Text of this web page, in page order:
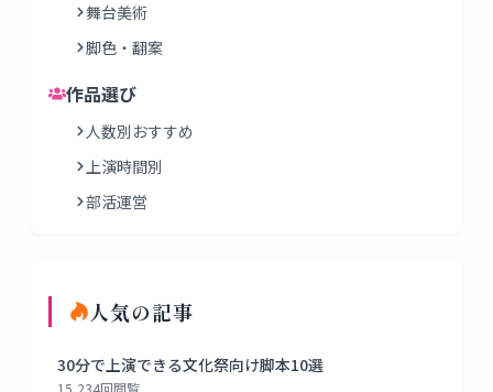
舞台美術
脚色・翻案
作品選び
人数別おすすめ
上演時間別
部活運営
人気の記事
30分で上演できる文化祭向け脚本10選
15,234回閲覧